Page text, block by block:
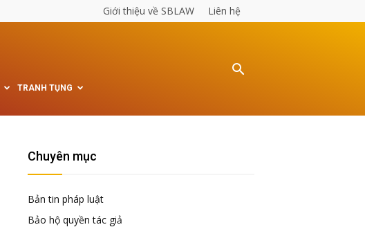
Giới thiệu về SBLAW Liên hệ
TRANH TỤNG
Chuyên mục
Bản tin pháp luật
Bảo hộ quyền tác giả